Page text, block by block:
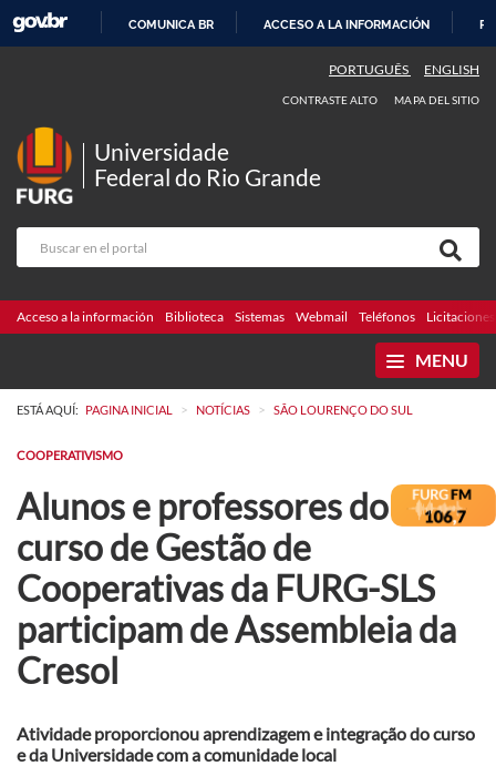
CONTENIDO
COMUNICA BR ACCESO A LA INFORMACIÓN
PORTUGUÊS ENGLISH
CONTRASTE ALTO MAPA DEL SITIO
Universidade
Federal do Rio Grande
Acceso a la información Biblioteca Sistemas Webmail Teléfonos Licitaciones
MENU
ESTÁ AQUÍ: PAGINA INICIAL > NOTÍCIAS > SÃO LOURENÇO DO SUL
COOPERATIVISMO
Alunos e professores do
curso de Gestão de
Cooperativas da FURG-SLS
participam de Assembleia da
Cresol
Atividade proporcionou aprendizagem e integração do curso
e da Universidade com a comunidade local